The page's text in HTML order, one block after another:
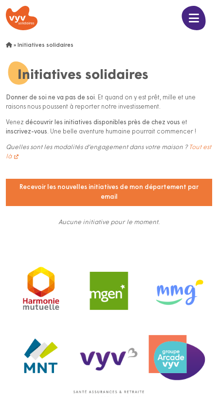
» Initiatives solidaires
Initiatives solidaires
Donner de soi ne va pas de soi. Et quand on y est prêt, mille et une
raisons nous poussent à reporter notre investissement.
Venez découvrir les initiatives disponibles près de chez vous et
inscrivez-vous. Une belle aventure humaine pourrait commencer !
Quelles sont les modalités d’engagement dans votre maison ? Tout est
là
Recevoir les nouvelles initiatives de mon département par
email
Aucune initiative pour le moment.